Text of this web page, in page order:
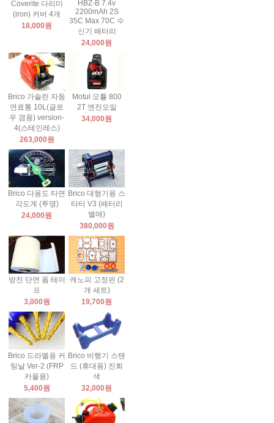
Coverite 다리미
(iron) 커버 4개
18,000원
HBZ-B 7.4v
2200mAh 2S
35C Max 70C 수
신기 배터리
24,000원
Brico 가솔린 자동
연료통 10L(글로
우 겸용) version-
4(스테인레스)
263,000원
Motul 모튤 800
2T 엔진오일
34,000원
Brico 다용도 타면
각도계 (투명)
24,000원
Brico 대형기용 스
타터 V3 (배터리
별매)
380,000원
방진 단면 폼 테이
프
3,000원
캐노피 고정핀 (2
개 세트)
19,700원
Brico 드라멜용 커
팅날 Ver-2 (FRP
카울용)
5,400원
Brico 비행기 스탠
드 (휴대용) 진회
색
32,000원